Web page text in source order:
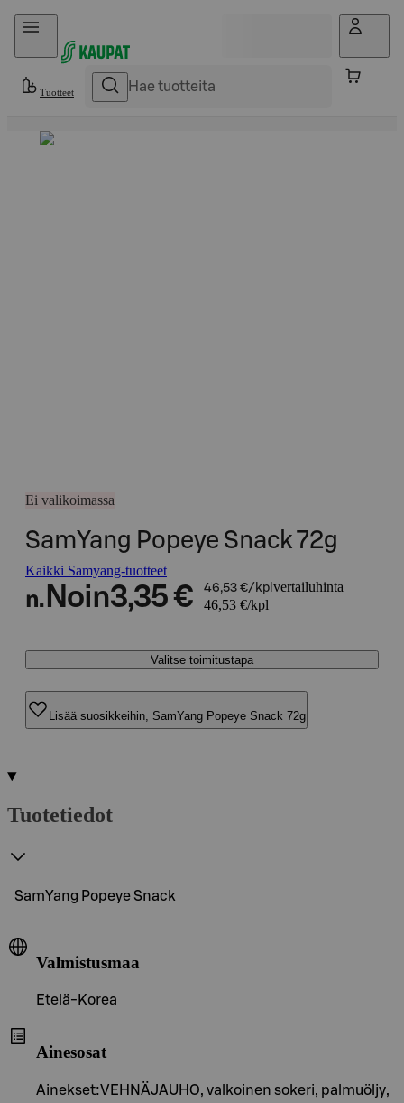
Hyppää sisältöön
Tuotteet
Ei valikoimassa
SamYang Popeye Snack 72g
Kaikki Samyang-tuotteet
n. Noin3,35 € 46,53 €/kpl vertailuhinta
46,53 €/kpl
Valitse toimitustapa
Lisää suosikkeihin, SamYang Popeye Snack 72g
Tuotetiedot
SamYang Popeye Snack
Valmistusmaa
Etelä-Korea
Ainesosat
Ainekset:VEHNÄJAUHO, valkoinen sokeri, palmuöljy,